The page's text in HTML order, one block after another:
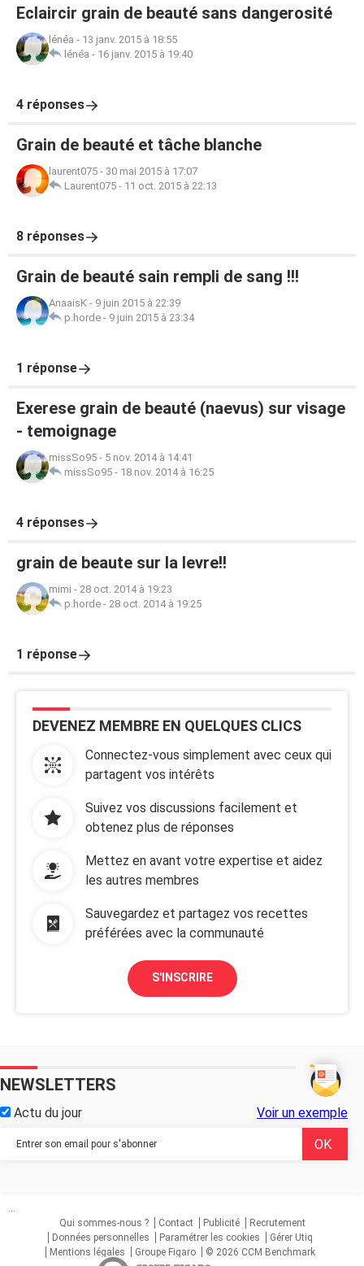
Eclaircir grain de beauté sans dangerosité
lénéa - 13 janv. 2015 à 18:55
lénéa - 16 janv. 2015 à 19:40
4 réponses
Grain de beauté et tâche blanche
laurent075 - 30 mai 2015 à 17:07
Laurent075 - 11 oct. 2015 à 22:13
8 réponses
Grain de beauté sain rempli de sang !!!
AnaaisK - 9 juin 2015 à 22:39
p.horde - 9 juin 2015 à 23:34
1 réponse
Exerese grain de beauté (naevus) sur visage
- temoignage
missSo95 - 5 nov. 2014 à 14:41
missSo95 - 18 nov. 2014 à 16:25
4 réponses
grain de beaute sur la levre!!
mimi - 28 oct. 2014 à 19:23
p.horde - 28 oct. 2014 à 19:25
1 réponse
DEVENEZ MEMBRE EN QUELQUES CLICS
Connectez-vous simplement avec ceux qui
partagent vos intérêts
Suivez vos discussions facilement et
obtenez plus de réponses
Mettez en avant votre expertise et aidez
les autres membres
Sauvegardez et partagez vos recettes
préférées avec la communauté
S'INSCRIRE
NEWSLETTERS
Actu du jour Voir un exemple
...
Qui sommes-nous ?
Contact Publicité
Recrutement
Données personnelles
Paramétrer les cookies
Gérer Utiq
Mentions légales
Groupe Figaro © 2026 CCM Benchmark